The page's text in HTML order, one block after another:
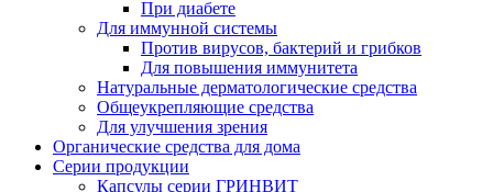
При диабете
Для иммунной системы
Против вирусов, бактерий и грибков
Для повышения иммунитета
Натуральные дерматологические средства
Общеукрепляющие средства
Для улучшения зрения
Органические средства для дома
Серии продукции
Капсулы серии ГРИНВИТ